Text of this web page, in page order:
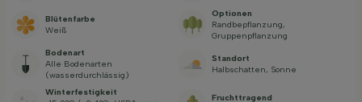
Blütenfarbe
Weiß
Optionen
Randbepflanzung,
Gruppenpflanzung
Bodenart
Alle Bodenarten
(wasserdurchlässig)
Standort
Halbschatten, Sonne
Winterfestigkeit
Fruchttragend